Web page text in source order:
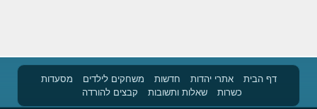
דף הבית אתרי יהדות חדשות משחקים לילדים
מסעדות
כשרות
שאלות ותשובות קבצים להורדה